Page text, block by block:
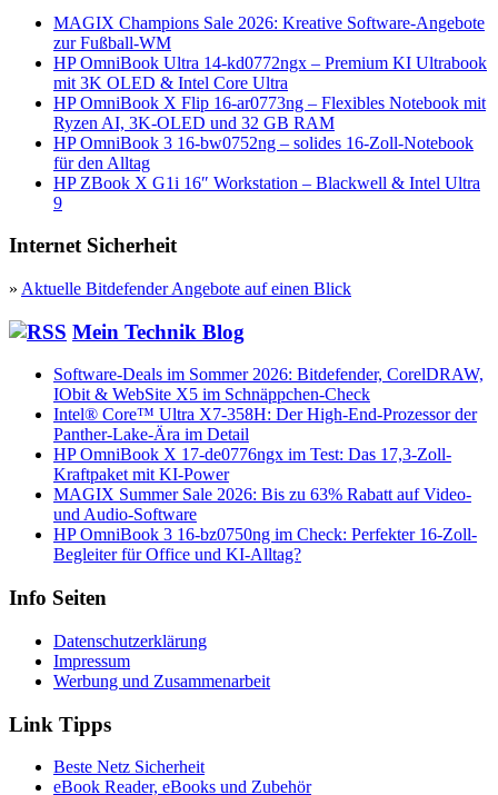
MAGIX Champions Sale 2026: Kreative Software-Angebote
zur Fußball-WM
HP OmniBook Ultra 14-kd0772ngx – Premium KI Ultrabook
mit 3K OLED & Intel Core Ultra
HP OmniBook X Flip 16-ar0773ng – Flexibles Notebook mit
Ryzen AI, 3K-OLED und 32 GB RAM
HP OmniBook 3 16-bw0752ng – solides 16-Zoll-Notebook
für den Alltag
HP ZBook X G1i 16″ Workstation – Blackwell & Intel Ultra
9
Internet Sicherheit
» Aktuelle Bitdefender Angebote auf einen Blick
Mein Technik Blog
Software-Deals im Sommer 2026: Bitdefender, CorelDRAW,
IObit & WebSite X5 im Schnäppchen-Check
Intel® Core™ Ultra X7-358H: Der High-End-Prozessor der
Panther-Lake-Ära im Detail
HP OmniBook X 17-de0776ngx im Test: Das 17,3-Zoll-
Kraftpaket mit KI-Power
MAGIX Summer Sale 2026: Bis zu 63% Rabatt auf Video-
und Audio-Software
HP OmniBook 3 16-bz0750ng im Check: Perfekter 16-Zoll-
Begleiter für Office und KI-Alltag?
Info Seiten
Datenschutzerklärung
Impressum
Werbung und Zusammenarbeit
Link Tipps
Beste Netz Sicherheit
eBook Reader, eBooks und Zubehör